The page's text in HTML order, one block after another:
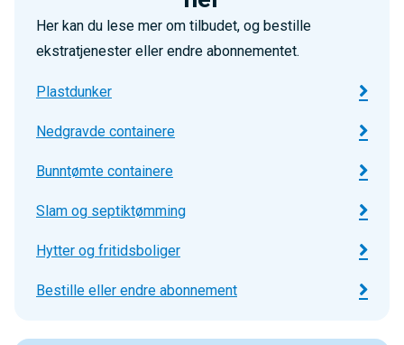
juli med forfall 20. august
Regning for 4.termin, oktober til desember,
Renovasjonsgebyret for hytter/fritidsboliger faktureres
en gang i året, regning kommer i mai med forfall midt i
juni. Regningen kommer fra Innherred Renovasjon på
Her kan du lese mer om tilbudet, og bestille
ekstratjenester eller endre abonnementet.
Plastdunker
Nedgravde containere
Bunntømte containere
Slam og septiktømming
Hytter og fritidsboliger
Bestille eller endre abonnement